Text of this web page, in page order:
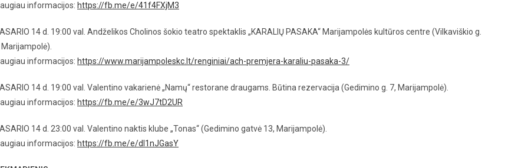
informacijos: https://fb.me/e/41f4FXjM3
14 d. 19:00 val. Andželikos Cholinos šokio teatro spektaklis „KARALIŲ PASAKA“ Marijampolės kultūros centre (Vilkaviškio g.
Marijampolė).
informacijos: https://www.marijampoleskc.lt/renginiai/ach-premjera-karaliu-pasaka-3/
14 d. 19:00 val. Valentino vakarienė „Namų“ restorane draugams. Būtina rezervacija (Gedimino g. 7, Marijampolė).
informacijos: https://fb.me/e/3wJ7tD2UR
14 d. 23:00 val. Valentino naktis klube „Tonas“ (Gedimino gatvė 13, Marijampolė).
informacijos: https://fb.me/e/dl1nJGasY